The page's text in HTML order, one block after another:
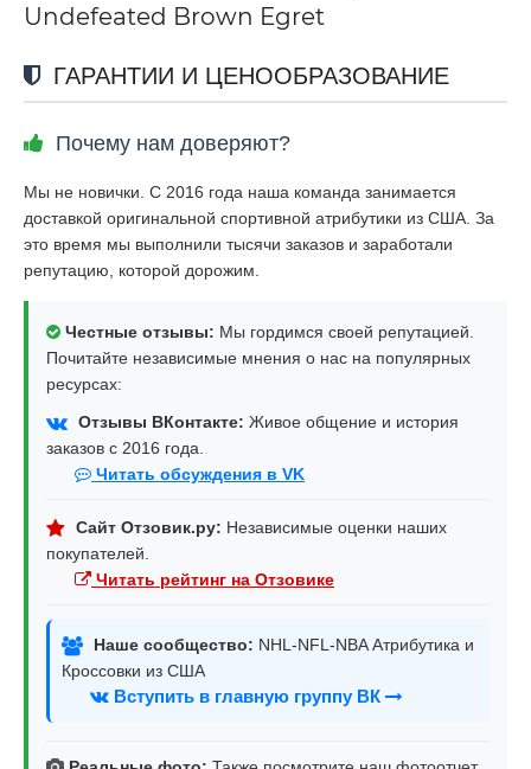
Undefeated Brown Egret
ГАРАНТИИ И ЦЕНООБРАЗОВАНИЕ
Почему нам доверяют?
Мы не новички. С 2016 года наша команда занимается
доставкой оригинальной спортивной атрибутики из США. За
это время мы выполнили тысячи заказов и заработали
репутацию, которой дорожим.
Честные отзывы: Мы гордимся своей репутацией.
Почитайте независимые мнения о нас на популярных
ресурсах:
Отзывы ВКонтакте: Живое общение и история
заказов с 2016 года.
Читать обсуждения в VK
Сайт Отзовик.ру: Независимые оценки наших
покупателей.
Читать рейтинг на Отзовике
Наше сообщество: NHL-NFL-NBA Атрибутика и
Кроссовки из США
Вступить в главную группу ВК